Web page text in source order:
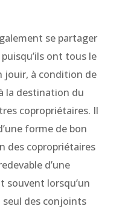
se partager
ont tous le
jouir, à condition de
la destination du
copropriétaires. Il
forme de bon
des copropriétaires
d’une
souvent lorsqu’un
seul des conjoints